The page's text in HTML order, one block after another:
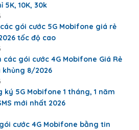
5K, 10K, 30k
gói cước 5G Mobifone giá rẻ
tốc độ cao
các gói cước 4G Mobifone Giá Rẻ
khủng 8/2026
ký 5G Mobifone 1 tháng, 1 năm
mới nhất 2026
cước 4G Mobifone bằng tin